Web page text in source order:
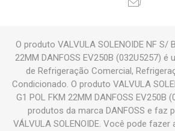
O produto VALVULA SOLENOIDE NF S/
22MM DANFOSS EV250B (032U5257)
de Refrigeração Comercial,
Condicionado. O produto VALVULA
G1 POL FKM 22MM DANFOSS EV250B
produtos da marca DANFOSS e faz
VÁLVULA SOLENOIDE. Você pode